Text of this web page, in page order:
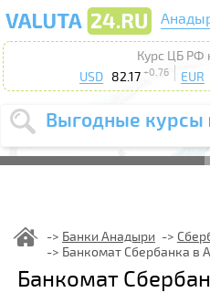
Курс ЦБ РФ
USD
82.17 +0.76 EUR
Выгодные курсы
Выберите
USD
курс от
Выберите
действие: Продать
Банки Анадыри
Банкомат Сбербанка в
Банкомат